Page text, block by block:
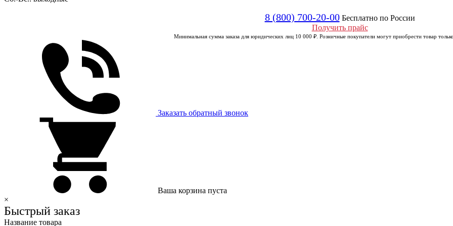
8 (800) 700-20-00 Бесплатно по России
Получить прайс
Минимальная сумма заказа для юридических лиц 10 000 ₽. Розничные покупатели могут приобрести товар
Заказать обратный звонок
Ваша корзина пуста
×
Быстрый заказ
Название товара